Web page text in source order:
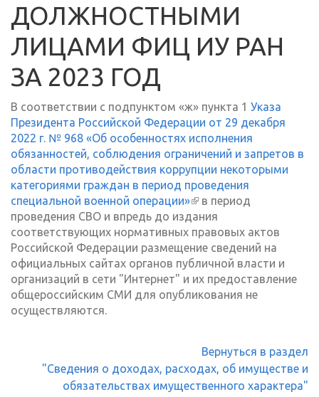
ДОЛЖНОСТНЫМИ
ЛИЦАМИ ФИЦ ИУ РАН
ЗА 2023 ГОД
В соответствии с подпунктом «ж» пункта 1 Указа
Президента Российской Федерации от 29 декабря
2022 г. № 968 «Об особенностях исполнения
обязанностей, соблюдения ограничений и запретов в
области противодействия коррупции некоторыми
категориями граждан в период проведения
специальной военной операции»(внешняя ссылка)
в период
проведения СВО и впредь до издания
соответствующих нормативных правовых актов
Российской Федерации размещение сведений на
официальных сайтах органов публичной власти и
организаций в сети "Интернет" и их предоставление
общероссийским СМИ для опубликования не
осуществляются.
Вернуться в раздел
"Сведения о доходах, расходах, об имуществе и
обязательствах имущественного характера"